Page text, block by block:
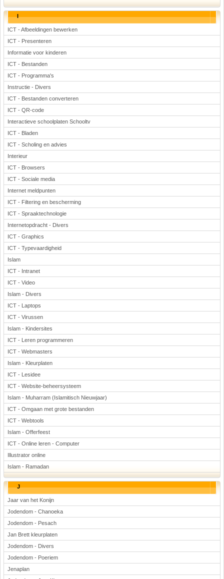
I
ICT - Afbeeldingen bewerken
ICT - Presenteren
Informatie voor kinderen
ICT - Bestanden
ICT - Programma's
Instructie - Divers
ICT - Bestanden converteren
ICT - QR-code
Interactieve schoolplaten Schooltv
ICT - Bladen
ICT - Scholing en advies
Interieur
ICT - Browsers
ICT - Sociale media
Internet meldpunten
ICT - Filtering en bescherming
ICT - Spraaktechnologie
Internetopdracht - Divers
ICT - Graphics
ICT - Typevaardigheid
Islam
ICT - Intranet
ICT - Video
Islam - Divers
ICT - Laptops
ICT - Virussen
Islam - Kindersites
ICT - Leren programmeren
ICT - Webmasters
Islam - Kleurplaten
ICT - Lesidee
ICT - Website-beheersysteem
Islam - Muharram (Islamitisch Nieuwjaar)
ICT - Omgaan met grote bestanden
ICT - Webtools
Islam - Offerfeest
ICT - Online leren - Computer
Illustrator online
Islam - Ramadan
J
Jaar van het Konijn
Jodendom - Chanoeka
Jodendom - Pesach
Jan Brett kleurplaten
Jodendom - Divers
Jodendom - Poeriem
Jenaplan